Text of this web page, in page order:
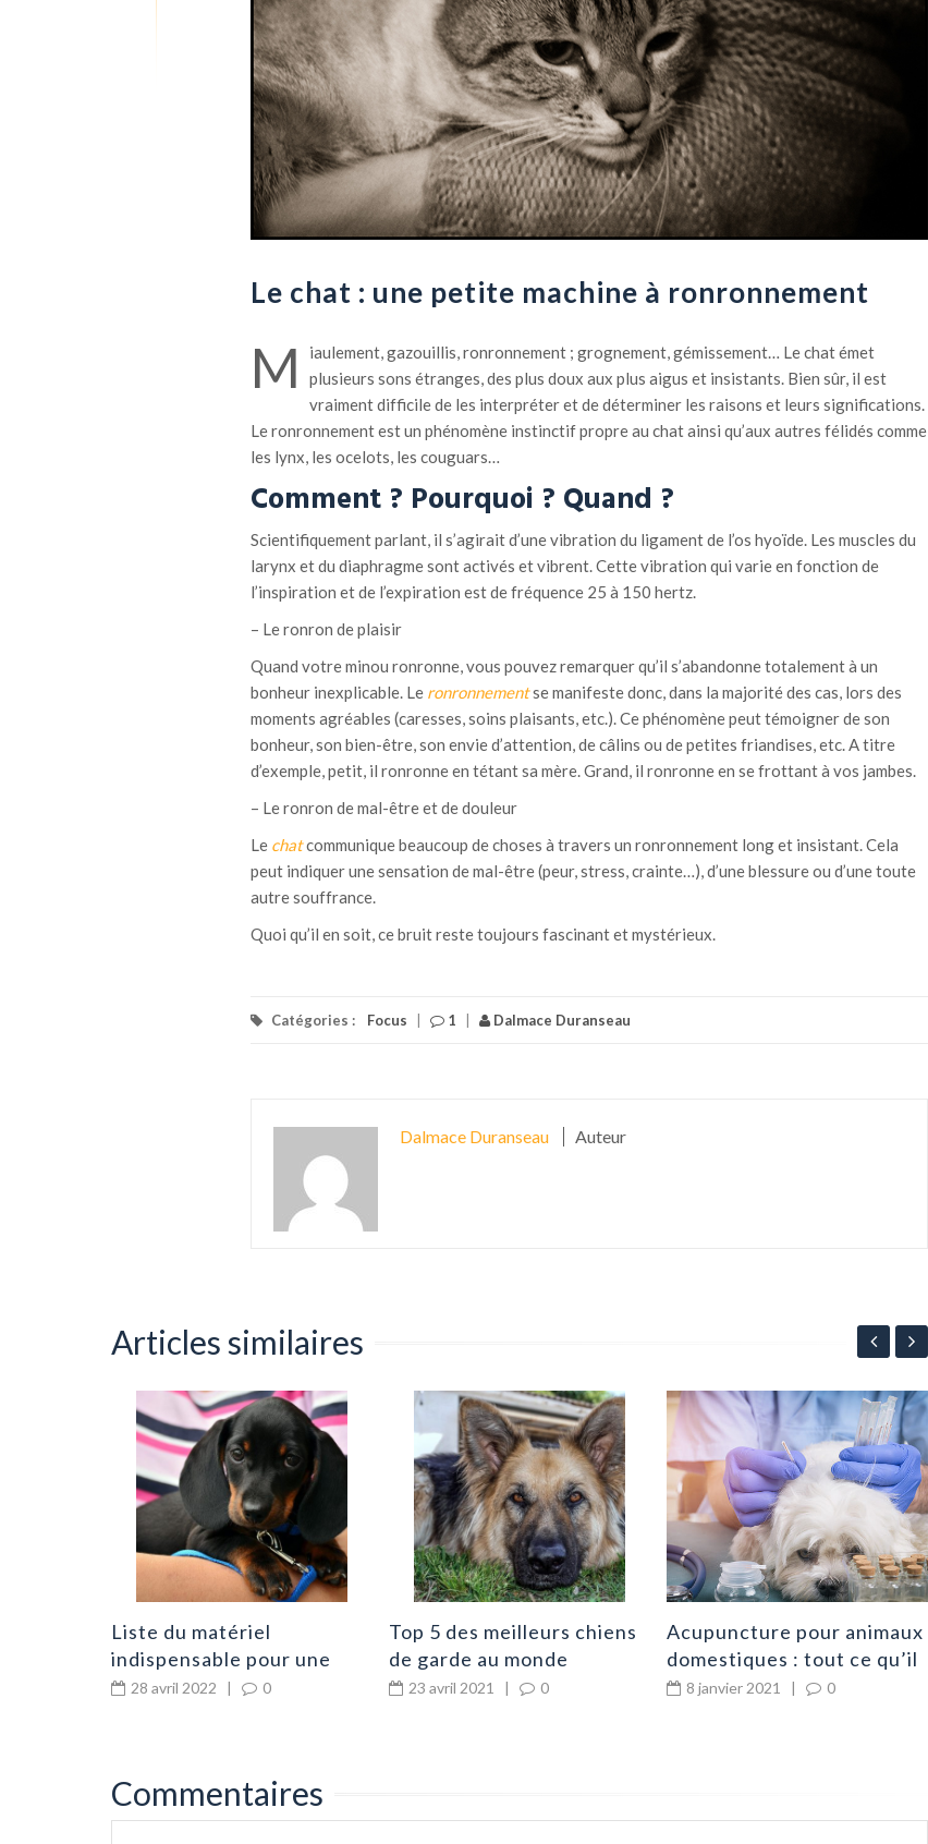
Le chat : une petite machine à ronronnement
M
iaulement, gazouillis, ronronnement ; grognement, gémissement… Le chat émet
plusieurs sons étranges, des plus doux aux plus aigus et insistants. Bien sûr, il est
vraiment difficile de les interpréter et de déterminer les raisons et leurs significations.
Le ronronnement est un phénomène instinctif propre au chat ainsi qu’aux autres félidés comme
les lynx, les ocelots, les couguars…
Comment ? Pourquoi ? Quand ?
Scientifiquement parlant, il s’agirait d’une vibration du ligament de l’os hyoïde. Les muscles du
larynx et du diaphragme sont activés et vibrent. Cette vibration qui varie en fonction de
l’inspiration et de l’expiration est de fréquence 25 à 150 hertz.
– Le ronron de plaisir
Quand votre minou ronronne, vous pouvez remarquer qu’il s’abandonne totalement à un
bonheur inexplicable. Le ronronnementse manifeste donc, dans la majorité des cas, lors des
moments agréables (caresses, soins plaisants, etc.). Ce phénomène peut témoigner de son
bonheur, son bien-être, son envie d’attention, de câlins ou de petites friandises, etc. A titre
d’exemple, petit, il ronronne en tétant sa mère. Grand, il ronronne en se frottant à vos jambes.
– Le ronron de mal-être et de douleur
Le chatcommunique beaucoup de choses à travers un ronronnement long et insistant. Cela
peut indiquer une sensation de mal-être (peur, stress, crainte…), d’une blessure ou d’une toute
autre souffrance.
Quoi qu’il en soit, ce bruit reste toujours fascinant et mystérieux.
Catégories : Focus 1 Dalmace Duranseau
Dalmace Duranseau Auteur
Articles similaires
Liste du matériel
indispensable pour une
éducation canine
28 avril 2022 | 0
Top 5 des meilleurs chiens
de garde au monde
23 avril 2021 | 0
Acupuncture pour animaux
domestiques : tout ce qu’il
faut savoir
8 janvier 2021 | 0
Commentaires